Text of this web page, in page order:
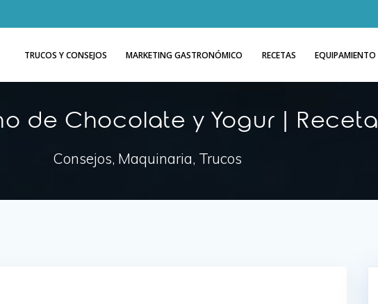
TRUCOS Y CONSEJOS MARKETING GASTRONÓMICO RECETAS EQUIPAMIENTO
de Chocolate y Yogur | Receta
Consejos, Maquinaria, Trucos